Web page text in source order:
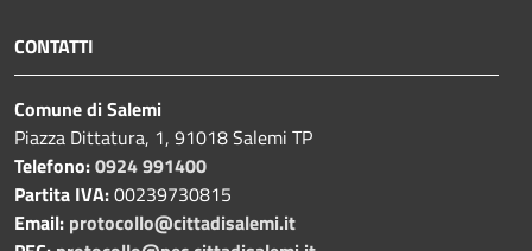
CONTATTI
Comune di Salemi
Piazza Dittatura, 1, 91018 Salemi TP
Telefono:0924 991400
Partita IVA:00239730815
Email: protocollo@cittadisalemi.it